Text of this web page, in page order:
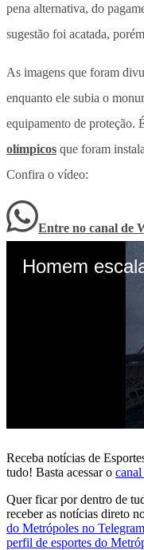
pena alternativa, do
sugestão foi acatada,
As imagens que foram
enquanto ele subia o
equipamento de proteção.
olímpicos que foram
Confira o vídeo:
Entre no canal de
Receba notícias de
tudo! Basta acessar o
Quer ficar por dentro de
receber as notícias direto
do Metrópoles no Telegram
perfil de esportes do